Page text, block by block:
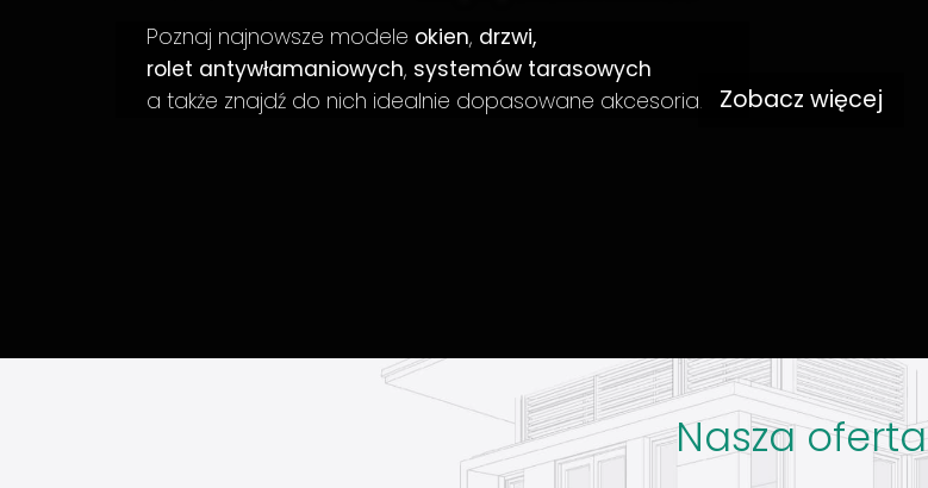
Poznaj najnowsze modele okien, drzwi,
rolet antywłamaniowych, systemów tarasowych
a także znajdź do nich idealnie dopasowane akcesoria.
Zobacz więcej
Nasza oferta